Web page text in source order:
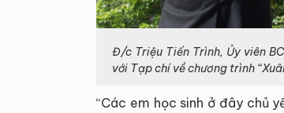
Đ/c Triệu Tiến Trình, Ủy viên
với Tạp chí về chương trình
“Các em học sinh ở đây chủ